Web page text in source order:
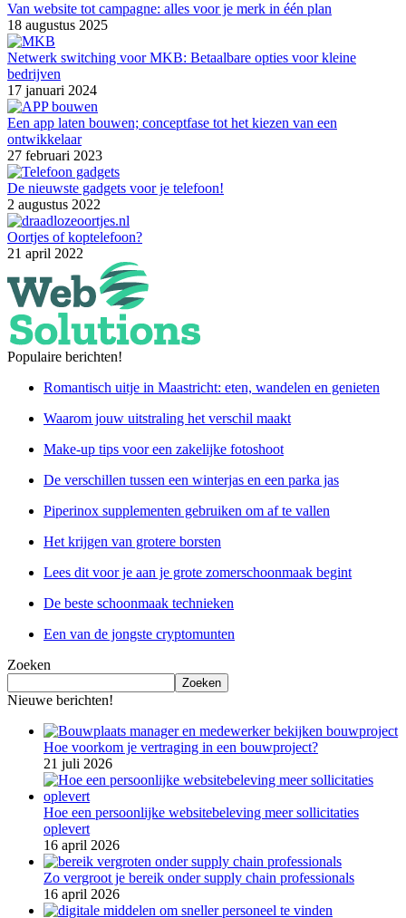
Van website tot campagne: alles voor je merk in één plan
18 augustus 2025
Netwerk switching voor MKB: Betaalbare opties voor kleine
bedrijven
17 januari 2024
Een app laten bouwen; conceptfase tot het kiezen van een
ontwikkelaar
27 februari 2023
De nieuwste gadgets voor je telefoon!
2 augustus 2022
Oortjes of koptelefoon?
21 april 2022
Populaire berichten!
Romantisch uitje in Maastricht: eten, wandelen en genieten
Waarom jouw uitstraling het verschil maakt
Make-up tips voor een zakelijke fotoshoot
De verschillen tussen een winterjas en een parka jas
Piperinox supplementen gebruiken om af te vallen
Het krijgen van grotere borsten
Lees dit voor je aan je grote zomerschoonmaak begint
De beste schoonmaak technieken
Een van de jongste cryptomunten
Zoeken
Zoeken
Nieuwe berichten!
Hoe voorkom je vertraging in een bouwproject?
21 juli 2026
Hoe een persoonlijke websitebeleving meer sollicitaties
oplevert
16 april 2026
Zo vergroot je bereik onder supply chain professionals
16 april 2026